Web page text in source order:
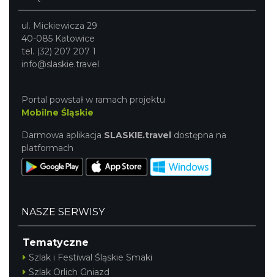
ul. Mickiewicza 29
40-085 Katowice
tel. (32) 207 207 1
info@slaskie.travel
Portal powstał w ramach projektu
Mobilne Śląskie
Darmowa aplikacja SLASKIE.travel dostępna na
platformach
NASZE SERWISY
Tematyczne
Szlak i Festiwal Śląskie Smaki
Szlak Orlich Gniazd